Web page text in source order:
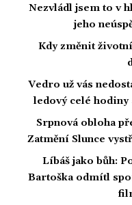
Nezvládl jsem to v
jeho
Kdy změnit
Vedro už vás
ledový celé
Srpnová obloha
Zatmění Slunce
Líbáš jako bůh:
Bartoška odmítl